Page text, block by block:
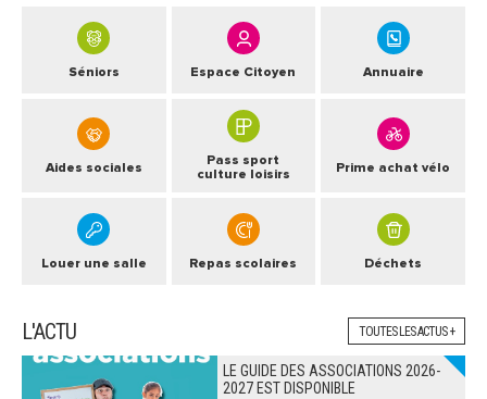
Séniors Espace Citoyen Annuaire
Aides sociales
Pass sport
culture loisirs
Prime achat vélo
Louer une salle Repas scolaires Déchets
L'ACTU TOUTES LES ACTUS +
LE GUIDE DES ASSOCIATIONS 2026-
2027 EST DISPONIBLE